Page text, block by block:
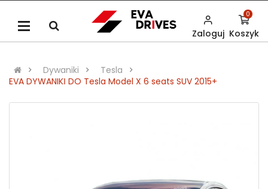
Zaloguj Koszyk
0
Dywaniki
Tesla
EVA DYWANIKІ DO Tesla Model X 6 seats SUV 2015+